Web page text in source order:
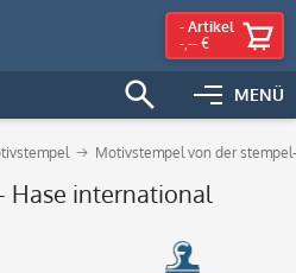
MENÜ
- Artikel
-,-- €
Motivstempel von der
Hase international